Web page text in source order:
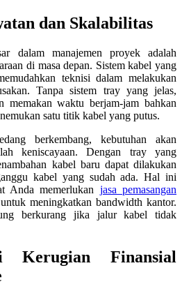
dan Skalabilitas
dalam manajemen proyek adalah
di masa depan. Sistem kabel yang
teknisi dalam melakukan
Tanpa sistem tray yang jelas,
memakan waktu berjam-jam bahkan
satu titik kabel yang putus.
berkembang, kebutuhan akan
keniscayaan. Dengan tray yang
kabel baru dapat dilakukan
kabel yang sudah ada. Hal ini
Anda memerlukan jasa pemasangan
meningkatkan bandwidth kantor.
berkurang jika jalur kabel tidak
Kerugian Finansial